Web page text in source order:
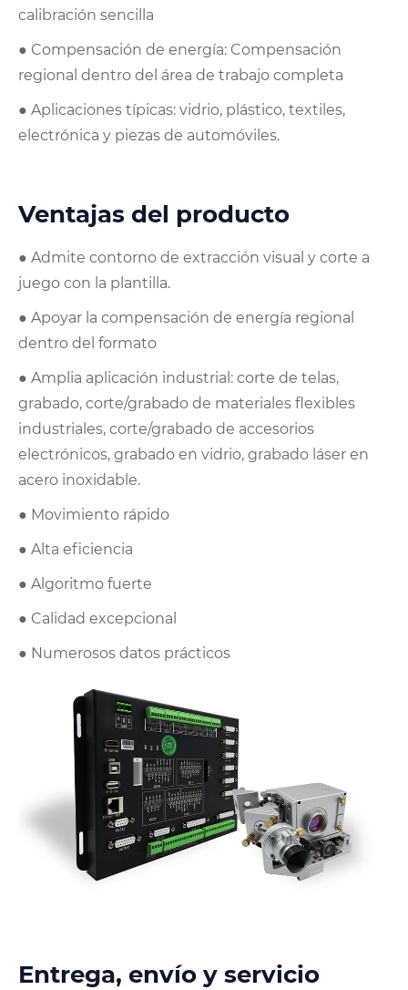
calibración sencilla
● Compensación de energía: Compensación
regional dentro del área de trabajo completa
● Aplicaciones típicas: vidrio, plástico, textiles,
electrónica y piezas de automóviles.
Ventajas del producto
● Admite contorno de extracción visual y corte a
juego con la plantilla.
● Apoyar la compensación de energía regional
dentro del formato
● Amplia aplicación industrial: corte de telas,
grabado, corte/grabado de materiales flexibles
industriales, corte/grabado de accesorios
electrónicos, grabado en vidrio, grabado láser en
acero inoxidable.
● Movimiento rápido
● Alta eficiencia
● Algoritmo fuerte
● Calidad excepcional
● Numerosos datos prácticos
Entrega, envío y servicio